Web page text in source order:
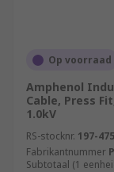
Op voorraad
Amphenol
Cable, Press
1.0kV
RS-stocknr. 197-
Fabrikantnummer
Subtotaal (1